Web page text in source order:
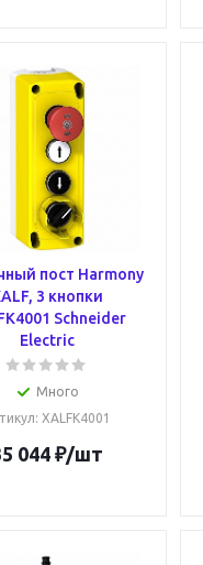
пост Harmony
3 кнопки
Schneider
Electric
Много
: XALFK4001
044₽/шт